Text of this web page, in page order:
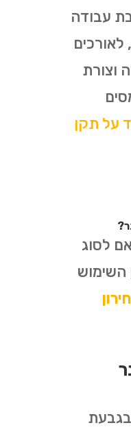
עבודה
וצורת
על תקן
לסוג
השימוש
בגבעת